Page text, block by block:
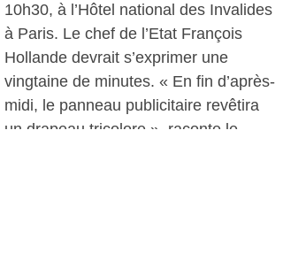
10h30, à l’Hôtel national des Invalides
à Paris. Le chef de l’Etat François
Hollande devrait s’exprimer une
vingtaine de minutes. « En fin d’après-
midi, le panneau publicitaire revêtira
un drapeau tricolore », raconte le